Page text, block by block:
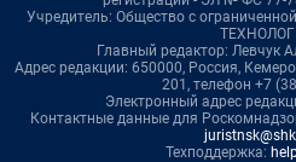
Учредитель: Общество с
Главный редактор: Левчук
Адрес редакции: 650000, Россия,
201, телефон +7
Электронный адрес
Контактные данные для
Техподдержка: